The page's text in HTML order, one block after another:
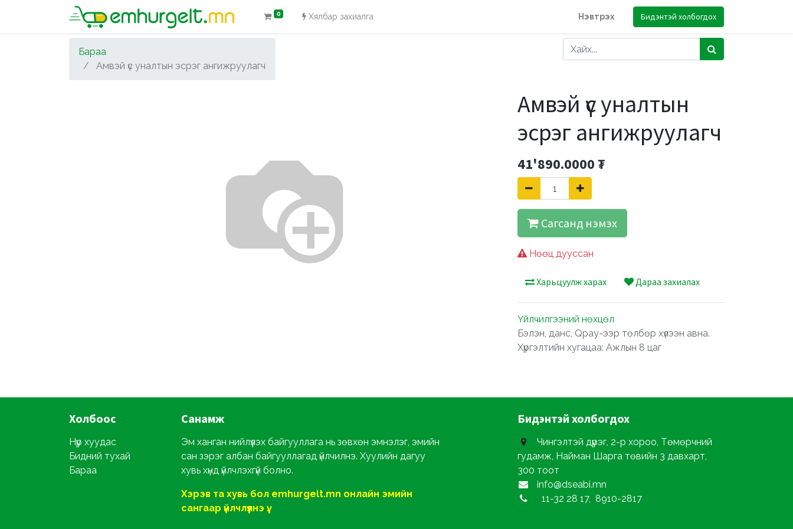
0 Хялбар захиалга Нэвтрэх Бидэнтэй холбогдох
Бараа
Амвэй үс уналтын эсрэг ангижруулагч
Амвэй үс уналтын
эсрэг ангижруулагч
41'890.0000₮
Сагсанд нэмэх
Нөөц дууссан
Харьцуулж харах Дараа захиалах
Үйлчилгээний нөхцөл
Бэлэн, данс, Qpay-ээр төлбөр хүлээн авна.
Хүргэлтийн хугацаа: Ажлын 8 цаг
Холбоос
Нүүр хуудас
Бидний тухай
Бараа
Санамж
Эм ханган нийлүүлэх байгууллага нь зөвхөн эмнэлэг, эмийн
сан зэрэг албан байгууллагад үйлчилнэ. Хуулийн дагуу
хувь хүнд үйлчлэхгүй болно.
Хэрэв та хувь бол emhurgelt.mn онлайн эмийн
сангаар үйлчлүүлнэ үү.
Бидэнтэй холбогдох
Чингэлтэй дүүрэг, 2-р хороо, Төмөрчний
гудамж, Найман Шарга төвийн 3 давхарт,
300 тоот
info@dseabi.mn
11-32 28 17, 8910-2817